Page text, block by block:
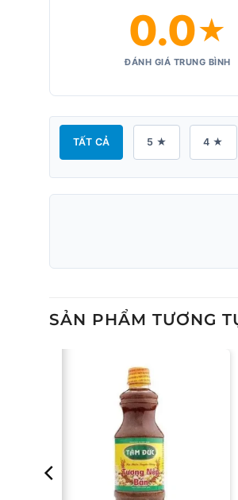
0.0★
ĐÁNH GIÁ TRUNG BÌNH
TẤT CẢ 5 ★ 4 ★
SẢN PHẨM TƯƠNG